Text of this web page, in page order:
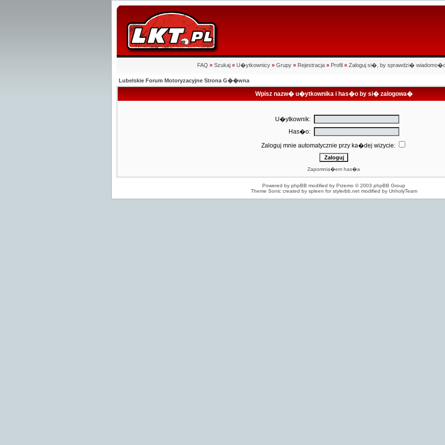
FAQ » Szukaj » U�ytkownicy » Grupy » Rejestracja » Profil » Zaloguj si�, by sprawdzi�
Lubelskie Forum Motoryzacyjne Strona G��wna
Wpisz nazw� u�ytkownika i has�o by si� zalogowa�
U�ytkownik:
Has�o:
Zaloguj mnie automatycznie przy ka�dej wizycie:
Zapomnia�em has�a
Powered by phpBB modified by Przemo © 2003 phpBB Group
Theme Sonic created by spleen forstylerbb.netmodified by UnholyTeam